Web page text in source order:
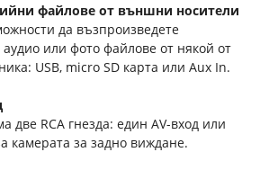
файлове от външни носители
да възпроизведете
или фото файлове от някой от
USB, micro SD карта или Aux In.
две RCA гнезда: един AV-вход или
камерата за задно виждане.